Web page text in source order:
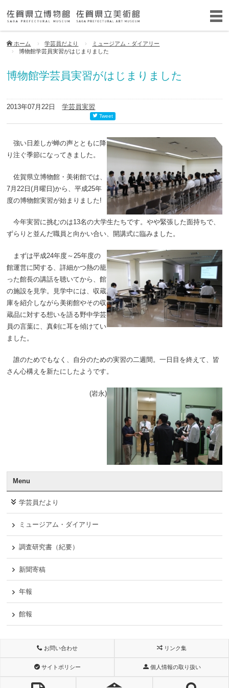
ホーム 学芸員だより
ミュージアム・ダイアリー
博物館学芸員実習がはじまりました
博物館学芸員実習がはじまりました
2013年07月22日学芸員実習
Tweet
強い日差しが蝉の声とともに降
り注ぐ季節になってきました。
佐賀県立博物館・美術館では、
7月22日(月曜日)から、平成25年
度の博物館実習が始まりました!
今年実習に挑むのは13名の大学生たちです。やや緊張した面持ちで、
ずらりと並んだ職員と向かい合い、開講式に臨みました。
まずは平成24年度～25年度の
館運営に関する、詳細かつ熱の籠
った館長の講話を聴いてから、館
の施設を見学。見学中には、収蔵
庫を紹介しながら美術館やその収
蔵品に対する想いを語る野中学芸
員の言葉に、真剣に耳を傾けてい
ました。
誰のためでもなく、自分のための実習の二週間。一日目を終えて、皆
さん心構えを新たにしたようです。
(岩永)
Menu
学芸員だより
ミュージアム・ダイアリー
調査研究書（紀要）
新聞寄稿
年報
館報
お問い合わせ リンク集
サイトポリシー 個人情報の取り扱い